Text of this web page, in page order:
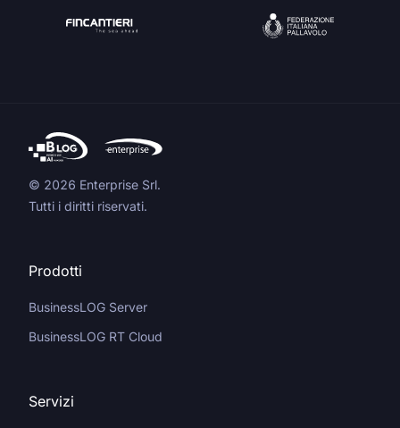
© 2026 Enterprise Srl.
Tutti i diritti riservati.
Prodotti
BusinessLOG Server
BusinessLOG RT Cloud
Servizi